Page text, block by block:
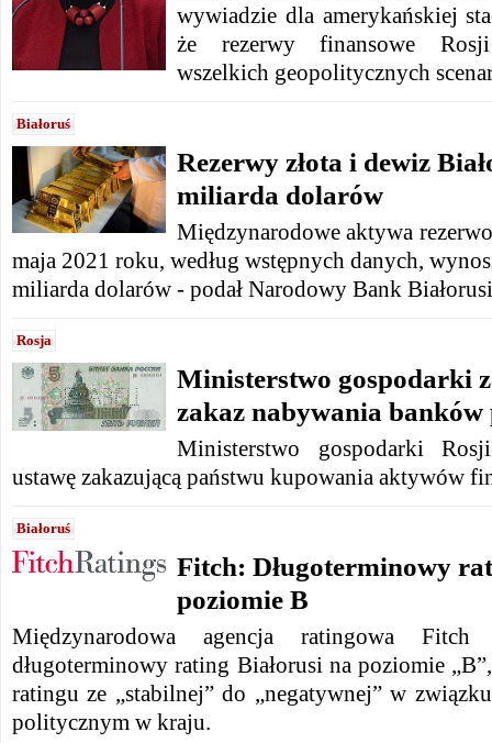
wywiadzie dla amerykańskiej
że rezerwy finansowe
wszelkich geopolitycznych
Białoruś
Rezerwy złota i dewiz
miliarda dolarów
Międzynarodowe aktywa
maja 2021 roku, według wstępnych danych,
miliarda dolarów - podał Narodowy Bank
Rosja
Ministerstwo gospodarki
zakaz nabywania banków
Ministerstwo gospodarki
ustawę zakazującą państwu kupowania aktywów
Białoruś
Fitch: Długoterminowy
poziomie B
Międzynarodowa agencja ratingowa Fitch
długoterminowy rating Białorusi na poziomie
ratingu ze „stabilnej” do „negatywnej” w
politycznym w kraju.